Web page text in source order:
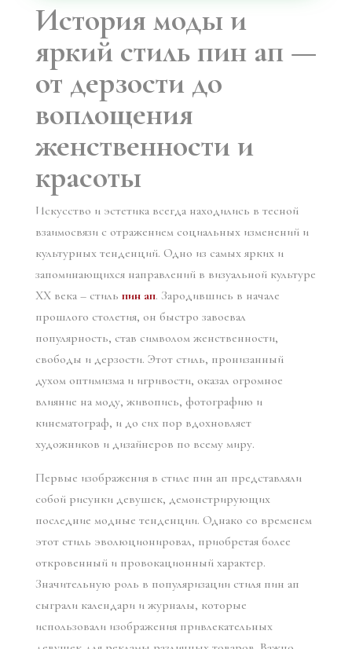
История моды и
яркий стиль пин ап —
от дерзости до
воплощения
женственности и
красоты
Искусство и эстетика всегда находились в тесной
взаимосвязи с отражением социальных изменений и
культурных тенденций. Одно из самых ярких и
запоминающихся направлений в визуальной культуре
XX века – стиль пин ап. Зародившись в начале
прошлого столетия, он быстро завоевал
популярность, став символом женственности,
свободы и дерзости. Этот стиль, пронизанный
духом оптимизма и игривости, оказал огромное
влияние на моду, живопись, фотографию и
кинематограф, и до сих пор вдохновляет
художников и дизайнеров по всему миру.
Первые изображения в стиле пин ап представляли
собой рисунки девушек, демонстрирующих
последние модные тенденции. Однако со временем
этот стиль эволюционировал, приобретая более
откровенный и провокационный характер.
Значительную роль в популяризации стиля пин ап
сыграли календари и журналы, которые
использовали изображения привлекательных